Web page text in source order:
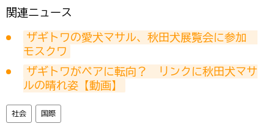
関連ニュース
ザギトワの愛犬マサル、秋田犬展覧会に参加
モスクワ
ザギトワがペアに転向？　リンクに秋田犬マサ
ルの晴れ姿【動画】
社会 国際